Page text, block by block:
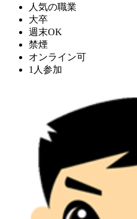
人気の職業
大卒
週末OK
禁煙
オンライン可
1人参加